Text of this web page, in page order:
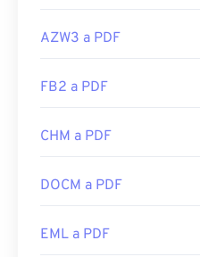
AZW3 a PDF
FB2 a PDF
CHM a PDF
DOCM a PDF
EML a PDF